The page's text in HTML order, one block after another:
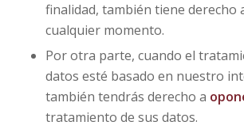
finalidad, también tiene derecho
cualquier momento.
Por otra parte, cuando el
datos esté basado en nuestro
también tendrás derecho a
tratamiento de sus datos.